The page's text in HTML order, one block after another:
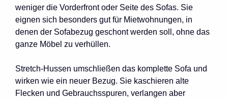
weniger die Vorderfront oder Seite des Sofas. Sie
eignen sich besonders gut für Mietwohnungen, in
denen der Sofabezug geschont werden soll, ohne das
ganze Möbel zu verhüllen.
Stretch-Hussen umschließen das komplette Sofa und
wirken wie ein neuer Bezug. Sie kaschieren alte
Flecken und Gebrauchsspuren, verlangen aber